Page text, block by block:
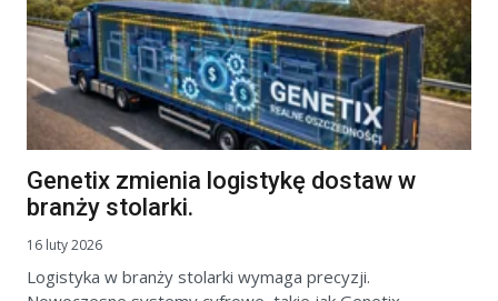
Genetix zmienia logistykę dostaw w
branży stolarki.
16 luty 2026
Logistyka w branży stolarki wymaga precyzji.